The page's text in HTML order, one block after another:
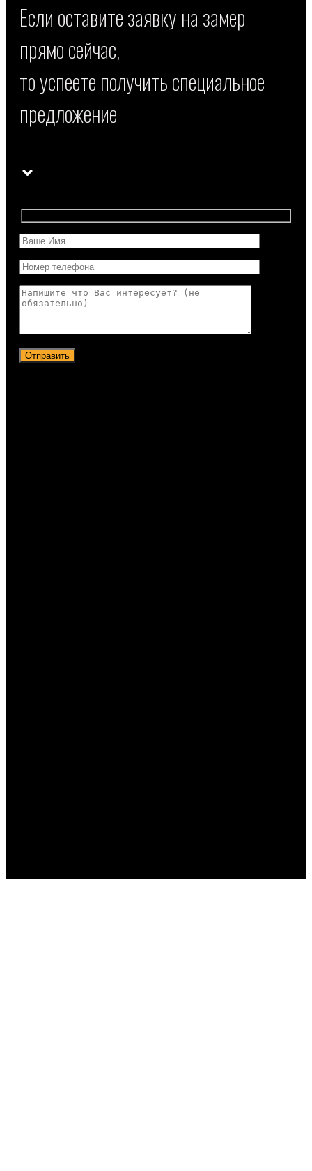
Если оставите заявку на замер
прямо сейчас,
то успеете получить специальное
предложение
Отправить